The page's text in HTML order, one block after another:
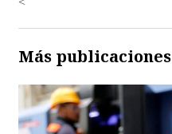
Más publicaciones